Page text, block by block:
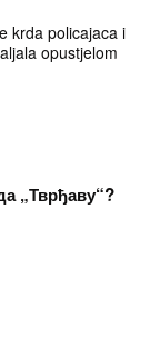
krda policajaca i
opustjelom
„Тврђаву“?